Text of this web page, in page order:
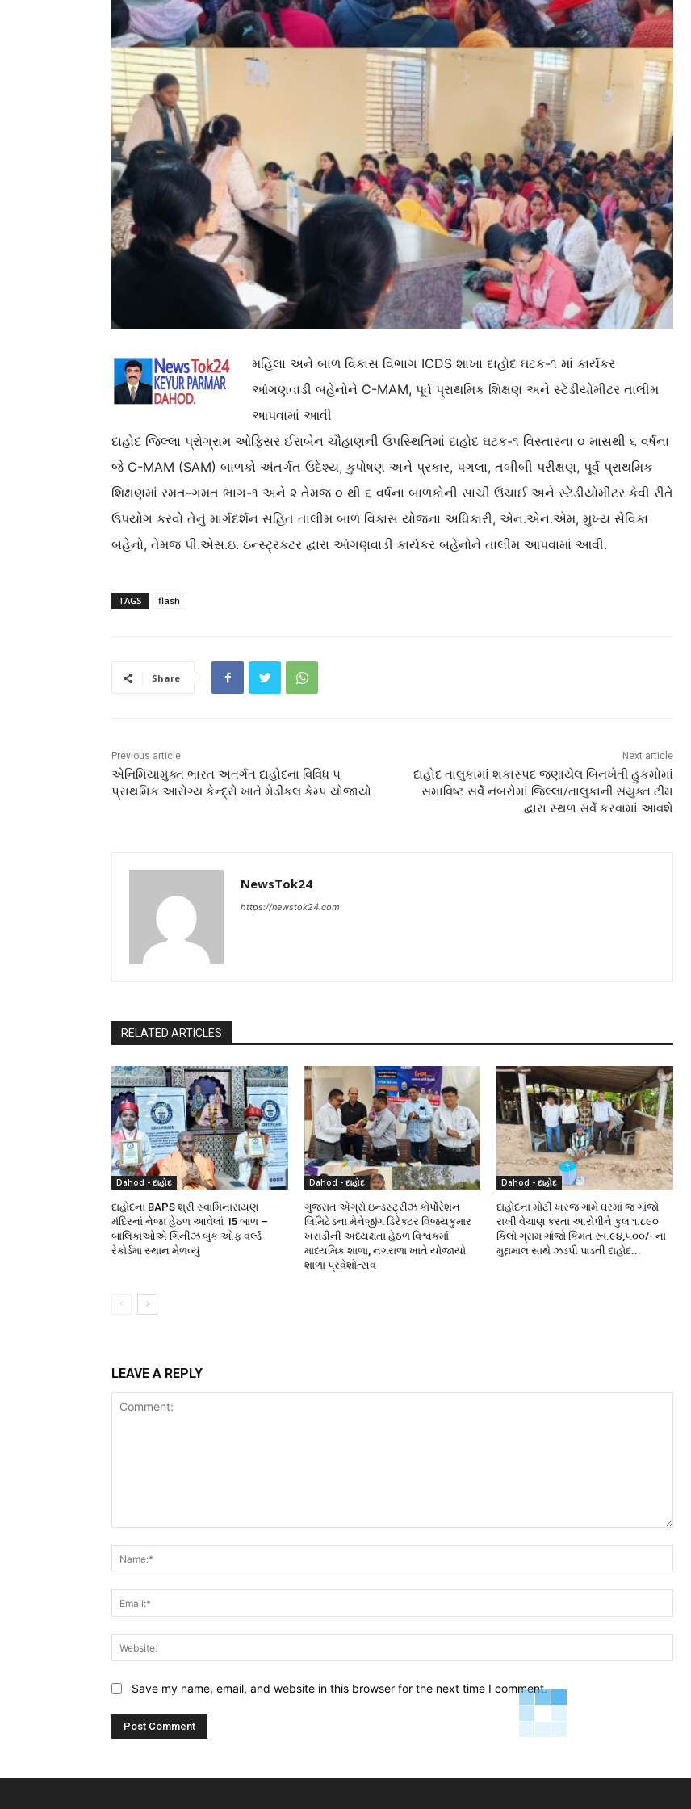
મહિલા અને બાળ વિકાસ વિભાગ ICDS શાખા દાહોદ ઘટક-૧ માં કાર્યકર
આંગણવાડી બહેનોને C-MAM, પૂર્વ પ્રાથમિક શિક્ષણ અને સ્ટેડીયોમીટર તાલીમ
આપવામાં આવી
દાહોદ જિલ્લા પ્રોગ્રામ ઓફિસર ઈરાબેન ચૌહાણની ઉપસ્થિતિમાં દાહોદ ઘટક-૧ વિસ્તારના ૦ માસથી ૬ વર્ષના
જે C-MAM (SAM) બાળકો અંતર્ગત ઉદેશ્ય, કુપોષણ અને પ્રકાર, પગલા, તબીબી પરીક્ષણ, પૂર્વ પ્રાથમિક
શિક્ષણમાં રમત-ગમત ભાગ-૧ અને ૨ તેમજ ૦ થી ૬ વર્ષના બાળકોની સાચી ઉંચાઈ અને સ્ટેડીયોમીટર કેવી રીતે
ઉપયોગ કરવો તેનું માર્ગદર્શન સહિત તાલીમ બાળ વિકાસ યોજના અધિકારી, એન.એન.એમ, મુખ્ય સેવિકા
બહેનો, તેમજ પી.એસ.ઇ. ઇન્સ્ટ્રકટર દ્વારા આંગણવાડી કાર્યકર બહેનોને તાલીમ આપવામાં આવી.
TAGS flash
Share
Previous article
એનિમિયામુક્ત ભારત અંતર્ગત દાહોદના વિવિધ ૫
પ્રાથમિક આરોગ્ય કેન્દ્રો ખાતે મેડીકલ કેમ્પ યોજાયો
Next article
દાહોદ તાલુકામાં શંકાસ્પદ જણાયેલ બિનખેતી હુકમોમાં
સમાવિષ્ટ સર્વે નંબરોમાં જિલ્લા/તાલુકાની સંયુક્ત ટીમ
દ્વારા સ્થળ સર્વે કરવામાં આવશે
NewsTok24
https://newstok24.com
RELATED ARTICLES
Dahod - દાહોદ
દાહોદના BAPS શ્રી સ્વામિનારાયણ
મંદિરનાં નેજા હેઠળ આવેલાં 15 બાળ –
બાલિકાઓએ ગિનીઝ બુક ઓફ વર્લ્ડ
રેકોર્ડમાં સ્થાન મેળવ્યું
Dahod - દાહોદ
ગુજરાત એગ્રો ઇન્ડસ્ટ્રીઝ કોર્પોરેશન
લિમિટેડના મેનેજીંગ ડિરેક્ટર વિજયકુમાર
ખરાડીની અધ્યક્ષતા હેઠળ વિશ્વકર્મા
માધ્યમિક શાળા, નગરાળા ખાતે યોજાયો
શાળા પ્રવેશોત્સવ
Dahod - દાહોદ
દાહોદના મોટી ખરજ ગામે ઘરમાં જ ગાંજો
રાખી વેચાણ કરતા આરોપીને કુલ ૧.૮૯૦
કિલો ગ્રામ ગાંજો કિંમત રૂા.૯૪,૫૦૦/- ના
મુદ્દામાલ સાથે ઝડપી પાડતી દાહોદ...
LEAVE A REPLY
Save my name, email, and website in this browser for the next time I comment.